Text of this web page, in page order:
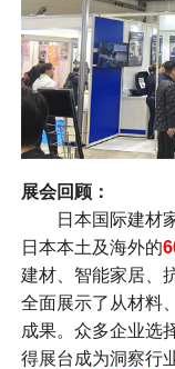
展会回顾：
日本国际建材家
日本本土及海外的
建材、智能家居、
全面展示了从材料
成果。众多企业选
得展台成为洞察行